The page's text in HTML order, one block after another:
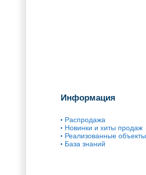
Информация
Распродажа
Новинки и хиты продаж
Реализованные объекты
База знаний